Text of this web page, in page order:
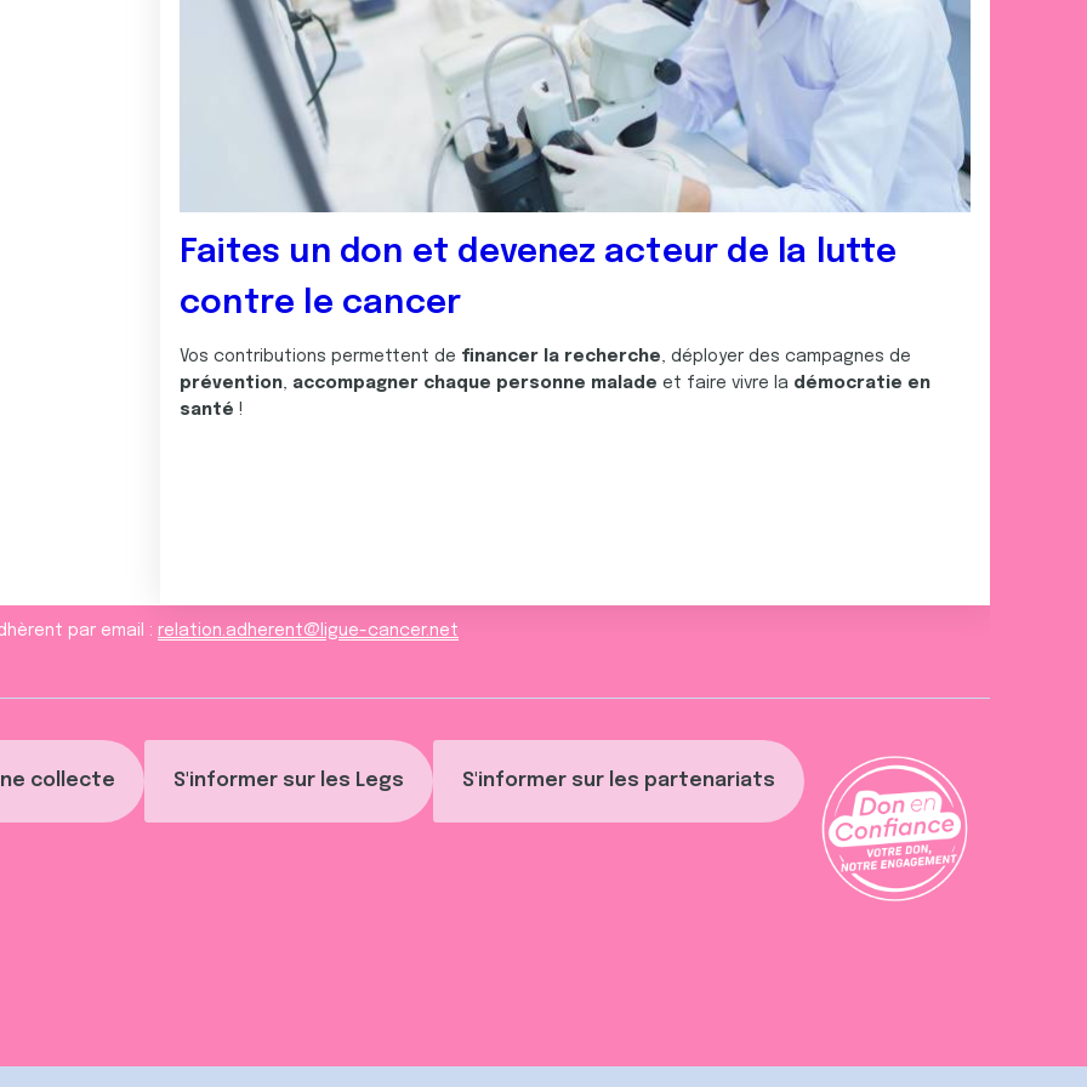
collecte S'informer sur les Legs S'informer sur les partenariats
Faites un don et devenez acteur de la lutte
contre le cancer
Vos contributions permettent de financer la recherche, déployer des campagnes de
prévention, accompagner chaque personne malade et faire vivre la démocratie en
santé !
par email : relation.adherent@ligue-cancer.net